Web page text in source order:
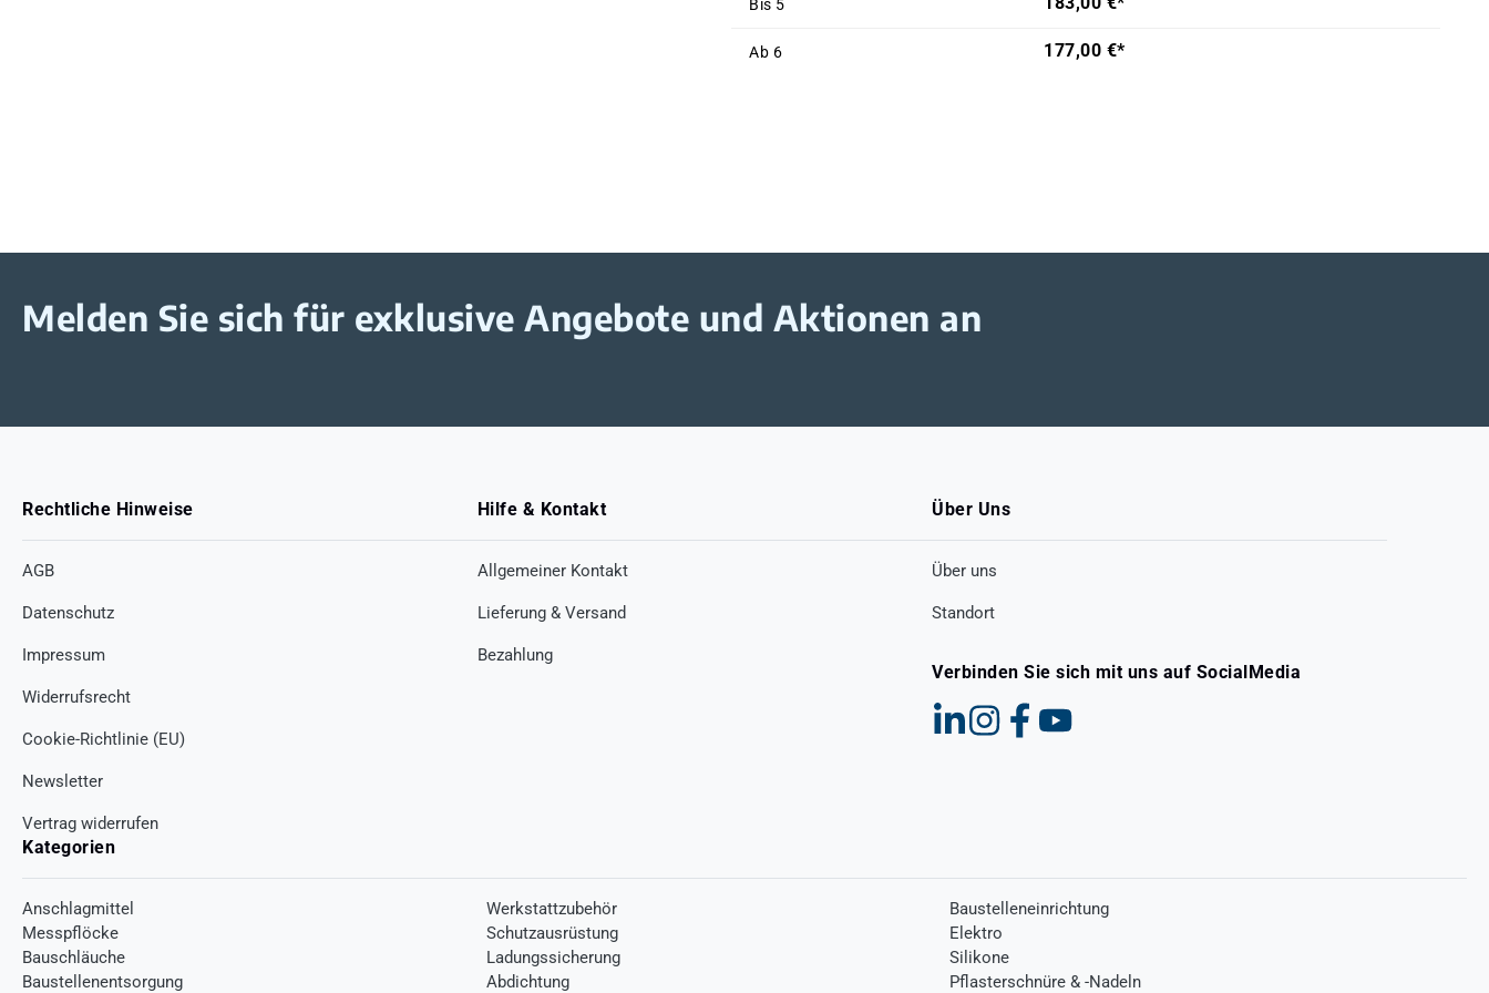
Bis 5
Ab 6 177,00 €*
Melden Sie sich für exklusive Angebote und Aktionen an
Rechtliche Hinweise
AGB
Datenschutz
Impressum
Widerrufsrecht
Cookie-Richtlinie (EU)
Newsletter
Vertrag widerrufen
Hilfe & Kontakt
Allgemeiner Kontakt
Lieferung & Versand
Bezahlung
Kategorien
Anschlagmittel Werkstattzubehör
Baustelleneinrichtung
Messpflöcke
Schutzausrüstung
Elektro
Bauschläuche
Ladungssicherung
Silikone
Baustellenentsorgung
Abdichtung Pflasterschnüre & -Nadeln
Über Uns
Über uns
Standort
Verbinden Sie sich mit uns auf SocialMedia